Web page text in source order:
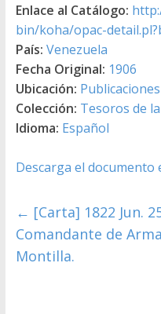
Enlace al Catálogo:
bin/koha/opac-
País: Venezuela
Fecha Original: 1906
Ubicación:
Colección: Tesoros de
Idioma: Español
Descarga el documento
← [Carta] 1822 Jun.
Comandante de
Montilla.